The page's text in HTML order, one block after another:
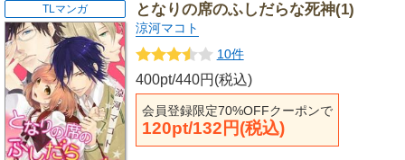
となりの席のふしだらな死神(1)
涼河マコト
10件
400pt/440円(税込)
会員登録限定70%OFFクーポンで
120pt/132円(税込)
TLマンガ